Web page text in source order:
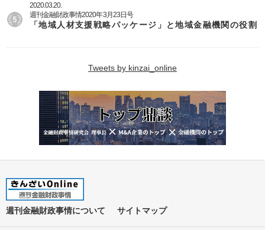
2020.03.20.
週刊金融財政事情2020年3月23日号
「地域人材支援戦略パッケージ」と地域金融機関の役割
Tweets by kinzai_online
週刊金融財政事情について サイトマップ